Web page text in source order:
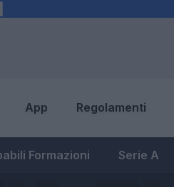
App Regolamenti
Formazioni Serie A